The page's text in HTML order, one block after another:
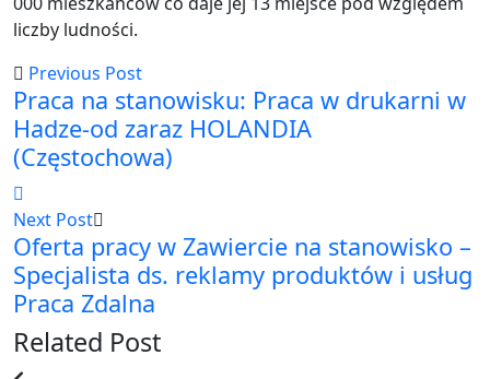
liczby ludności.
Previous Post
Praca na stanowisku: Praca w drukarni w
Hadze-od zaraz HOLANDIA
(Częstochowa)
Next Post
Oferta pracy w Zawiercie na stanowisko –
Specjalista ds. reklamy produktów i usług
Praca Zdalna
Related Post